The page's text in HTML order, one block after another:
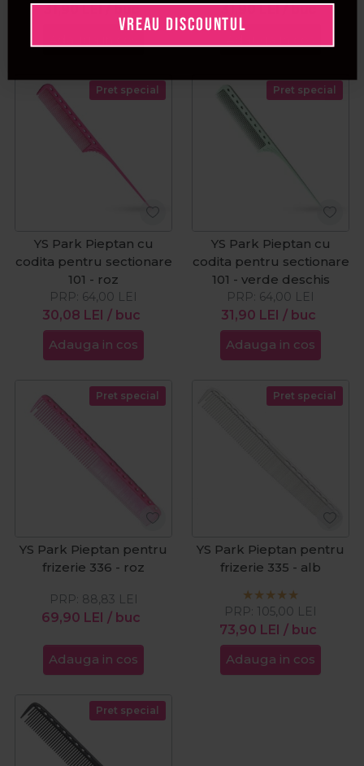
31,90LEI / buc 31,90LEI / buc
Pret special
YS Park Pieptan cu
codita pentru sectionare
101 - roz
30,08 LEI / buc
PRP: 64,00 LEI
Adauga in cos
Pret special
YS Park Pieptan cu
codita pentru sectionare
101 - verde deschis
31,90 LEI / buc
PRP: 64,00 LEI
Adauga in cos
Pret special
YS Park Pieptan pentru
frizerie 336 - roz
69,90 LEI / buc
PRP: 88,83 LEI
Adauga in cos
Pret special
YS Park Pieptan pentru
frizerie 335 - alb
73,90 LEI / buc
PRP: 105,00 LEI
Adauga in cos
Pret special
VREAU DISCOUNTUL